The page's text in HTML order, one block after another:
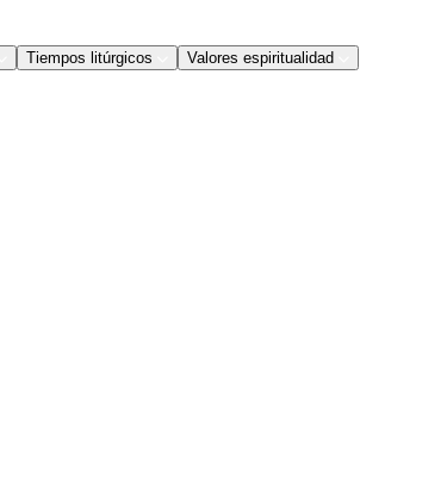
Tiempos litúrgicos Valores espiritualidad